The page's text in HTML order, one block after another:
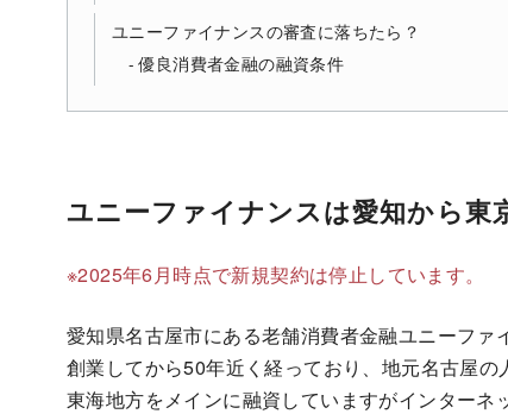
ユニーファイナンスの審査に落ちたら？
優良消費者金融の融資条件
ユニーファイナンスは愛知から東
※2025年6月時点で新規契約は停止しています。
愛知県名古屋市にある老舗消費者金融ユニーファ
創業してから50年近く経っており、地元名古屋の
東海地方をメインに融資していますがインターネ